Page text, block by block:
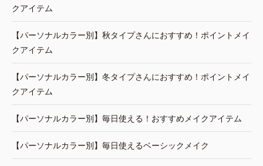
クアイテム
【パーソナルカラー別】秋タイプさんにおすすめ！ポイントメイ
クアイテム
【パーソナルカラー別】冬タイプさんにおすすめ！ポイントメイ
クアイテム
【パーソナルカラー別】毎日使える！おすすめメイクアイテム
【パーソナルカラー別】毎日使えるベーシックメイク